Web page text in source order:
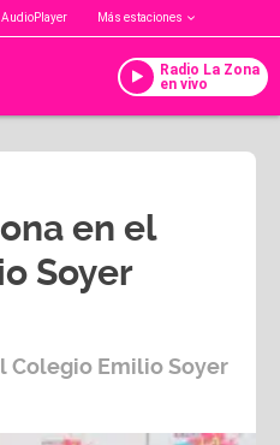
AudioPlayer Más estaciones
Radio La Zona
en vivo
en el
Soyer
Colegio Emilio Soyer